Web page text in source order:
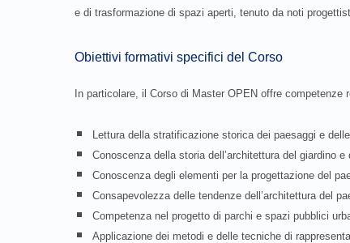
e di trasformazione di spazi aperti, tenuto da noti
Obiettivi formativi specifici del Corso
In particolare, il Corso di Master OPEN offre competenze
Lettura della stratificazione storica dei paesaggi e
Conoscenza della storia dell’architettura del giardino e
Conoscenza degli elementi per la progettazione del
Consapevolezza delle tendenze dell’architettura del
Competenza nel progetto di parchi e spazi pubblici
Applicazione dei metodi e delle tecniche di